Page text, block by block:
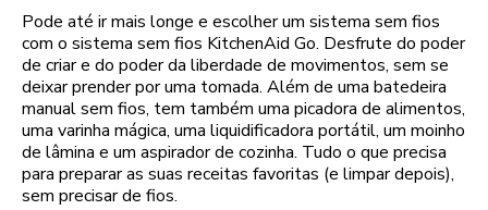
Pode até ir mais longe e escolher um sistema sem fios
com o sistema sem fios KitchenAid Go. Desfrute do poder
de criar e do poder da liberdade de movimentos, sem se
deixar prender por uma tomada. Além de uma batedeira
manual sem fios, tem também uma picadora de alimentos,
uma varinha mágica, uma liquidificadora portátil, um moinho
de lâmina e um aspirador de cozinha. Tudo o que precisa
para preparar as suas receitas favoritas (e limpar depois),
sem precisar de fios.